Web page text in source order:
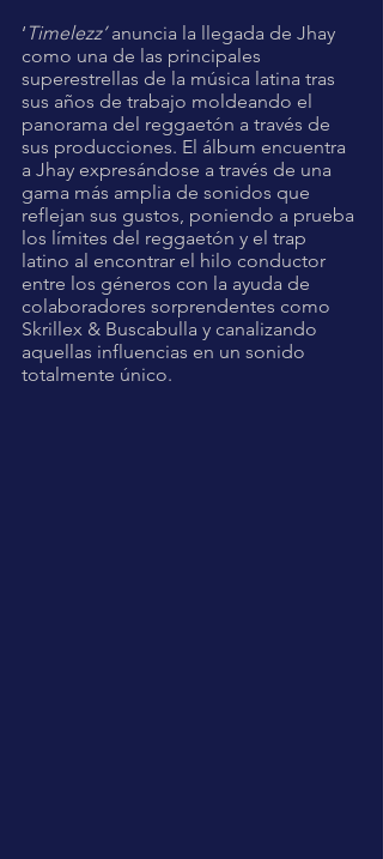
‘ Timelezz’ anuncia la llegada de Jhay
como una de las principales
superestrellas de la música latina tras
sus años de trabajo moldeando el
panorama del reggaetón a través de
sus producciones. El álbum encuentra
a Jhay expresándose a través de una
gama más amplia de sonidos que
reflejan sus gustos, poniendo a prueba
los límites del reggaetón y el trap
latino al encontrar el hilo conductor
entre los géneros con la ayuda de
colaboradores sorprendentes como
Skrillex & Buscabulla y canalizando
aquellas influencias en un sonido
totalmente único.